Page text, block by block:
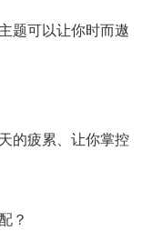
题可以让你时而遨
的疲累、让你掌控
？